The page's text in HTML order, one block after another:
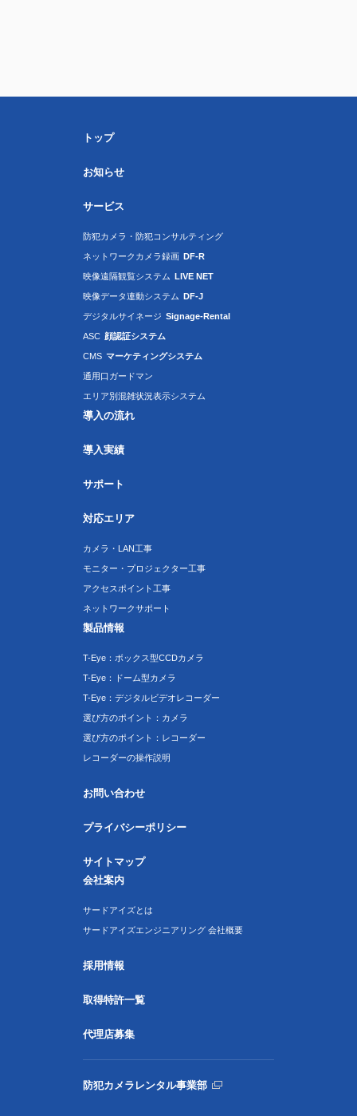
トップ
お知らせ
サービス
防犯カメラ・防犯コンサルティング
ネットワークカメラ録画 DF-R
映像遠隔観覧システム LIVE NET
映像データ連動システム DF-J
デジタルサイネージ Signage-Rental
ASC 顔認証システム
CMS マーケティングシステム
通用口ガードマン
エリア別混雑状況表示システム
導入の流れ
導入実績
サポート
対応エリア
カメラ・LAN工事
モニター・プロジェクター工事
アクセスポイント工事
ネットワークサポート
製品情報
T-Eye：ボックス型CCDカメラ
T-Eye：ドーム型カメラ
T-Eye：デジタルビデオレコーダー
選び方のポイント：カメラ
選び方のポイント：レコーダー
レコーダーの操作説明
お問い合わせ
プライバシーポリシー
サイトマップ
会社案内
サードアイズとは
サードアイズエンジニアリング 会社概要
採用情報
取得特許一覧
代理店募集
防犯カメラレンタル事業部